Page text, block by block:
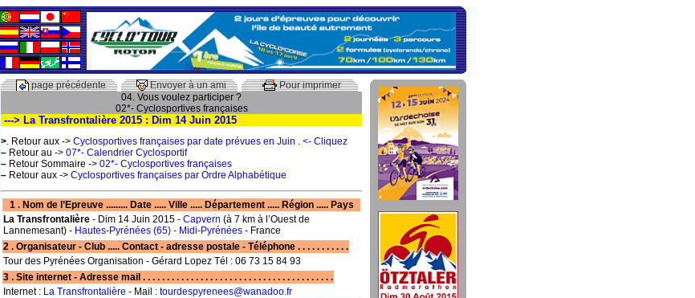
page précédente Envoyer à un ami
Pour imprimer
04. Vous voulez participer ?
02*- Cyclosportives françaises
---> La Transfrontalière 2015 : Dim 14 Juin 2015
>. Retour aux -> Cyclosportives françaises par date prévues en Juin . <- Cliquez
– Retour au -> 07*- Calendrier Cyclosportif
– Retour Sommaire -> 02*- Cyclosportives françaises
– Retour aux -> Cyclosportives françaises par Ordre Alphabétique
1 . Nom de l’Epreuve ......... Date ..... Ville ..... Département ..... Région ..... Pays
La Transfrontalière - Dim 14 Juin 2015 - Capvern (à 7 km à l’Ouest de
Lannemesant) - Hautes-Pyrénées (65) - Midi-Pyrénées - France
2 . Organisateur - Club ..... Contact - adresse postale - Téléphone . . . . . . . . . . .
Tour des Pyrénées Organisation - Gérard Lopez Tél : 06 73 15 84 93
3 . Site internet - Adresse mail . . . . . . . . . . . . . . . . . . . . . . . . . . . . . . . . . . . . . . . .
Internet : La Transfrontalière - Mail : tourdespyrenees@wanadoo.fr